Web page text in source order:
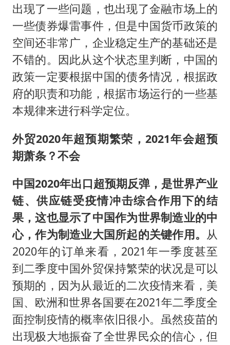
出现了一些问题，也出现了金融市场上的
一些债券爆雷事件，但是中国货币政策的
空间还非常广，企业稳定生产的基础还是
不错的。因此从这个状态里判断，中国的
政策一定要根据中国的债务情况，根据政
府的职责和功能，根据市场运行的一些基
本规律来进行科学定位。
外贸2020年超预期繁荣，2021年会超预
期萧条？不会
中国2020年出口超预期反弹，是世界产业
链、供应链受疫情冲击综合作用下的结
果，这也显示了中国作为世界制造业的中
心，作为制造业大国所起的关键作用。 从
2020年的订单来看，2021年一季度甚至
到二季度中国外贸保持繁荣的状况是可以
预期的，因为从最近的二次疫情来看，美
国、欧洲和世界各国要在2021年二季度全
面控制疫情的概率依旧很小。虽然疫苗的
出现极大地振奋了全世界民众的信心，但